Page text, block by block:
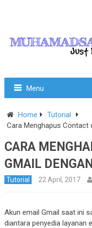
Menu
Home
Tutorial
Cara Menghapus Contact
CARA
GMAIL
Tutorial 22 April, 2017
Akun email Gmail saat ini
diantara penyedia layanan